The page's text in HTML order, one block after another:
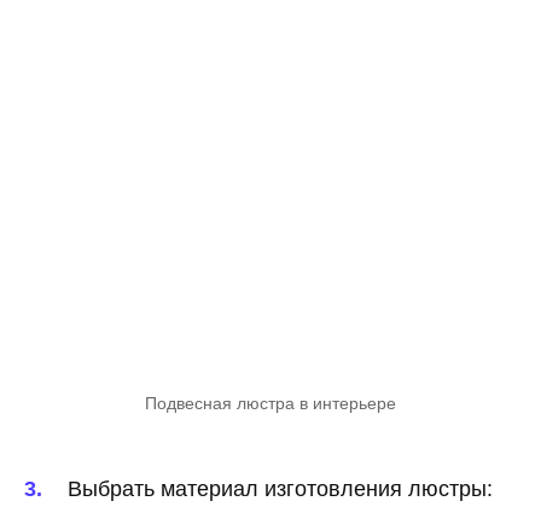
Подвесная люстра в интерьере
Выбрать материал изготовления люстры: